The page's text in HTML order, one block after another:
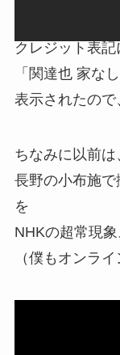
クレジット表記
「関達也 家な
表示されたの
ちなみに以前は
長野の小布施
を
NHKの超常現
（僕もオンラ